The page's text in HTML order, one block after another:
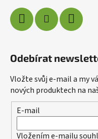
Odebírat
Vložte svůj e-mail a my
nových produktech na
E-mail
Vložením e-mailu